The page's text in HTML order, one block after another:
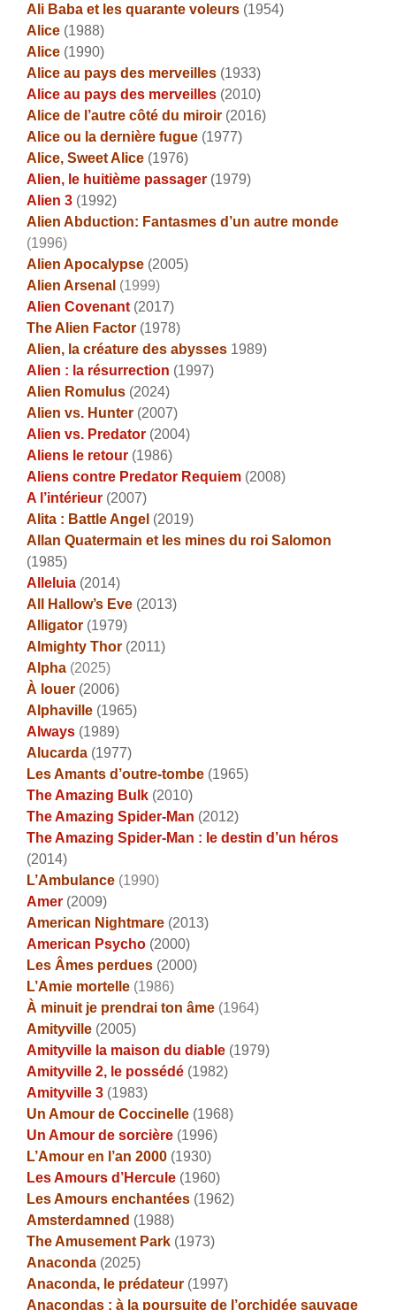
Ali Baba et les quarante voleurs (1954)
Alice (1988)
Alice (1990)
Alice au pays des merveilles (1933)
Alice au pays des merveilles (2010)
Alice de l’autre côté du miroir (2016)
Alice ou la dernière fugue (1977)
Alice, Sweet Alice (1976)
Alien, le huitième passager (1979)
Alien 3 (1992)
Alien Abduction: Fantasmes d’un autre monde
(1996)
Alien Apocalypse (2005)
Alien Arsenal (1999)
Alien Covenant (2017)
The Alien Factor (1978)
Alien, la créature des abysses 1989)
Alien : la résurrection (1997)
Alien Romulus (2024)
Alien vs. Hunter (2007)
Alien vs. Predator (2004)
Aliens le retour (1986)
Aliens contre Predator Requiem (2008)
A l’intérieur (2007)
Alita : Battle Angel (2019)
Allan Quatermain et les mines du roi Salomon
(1985)
Alleluia (2014)
All Hallow’s Eve (2013)
Alligator (1979)
Almighty Thor (2011)
Alpha (2025)
À louer (2006)
Alphaville (1965)
Always (1989)
Alucarda (1977)
Les Amants d’outre-tombe (1965)
The Amazing Bulk (2010)
The Amazing Spider-Man (2012)
The Amazing Spider-Man : le destin d’un héros
(2014)
L’Ambulance (1990)
Amer (2009)
American Nightmare (2013)
American Psycho (2000)
Les Âmes perdues (2000)
L’Amie mortelle (1986)
À minuit je prendrai ton âme (1964)
Amityville (2005)
Amityville la maison du diable (1979)
Amityville 2, le possédé (1982)
Amityville 3 (1983)
Un Amour de Coccinelle (1968)
Un Amour de sorcière (1996)
L’Amour en l’an 2000 (1930)
Les Amours d’Hercule (1960)
Les Amours enchantées (1962)
Amsterdamned (1988)
The Amusement Park (1973)
Anaconda (2025)
Anaconda, le prédateur (1997)
Anacondas : à la poursuite de l’orchidée sauvage